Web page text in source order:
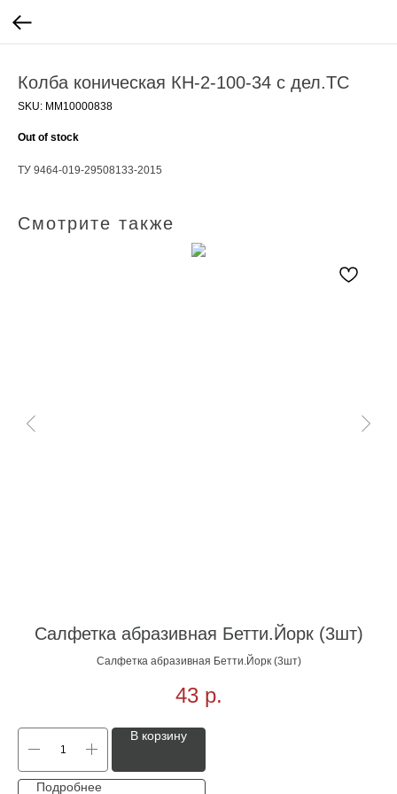
Колба коническая КН-2-100-34 с дел.ТС
SKU: ММ10000838
Out of stock
ТУ 9464-019-29508133-2015
Смотрите также
Салфетка абразивная Бетти.Йорк (3шт)
Салфетка абразивная Бетти.Йорк (3шт)
43 р.
В корзину
Подробнее